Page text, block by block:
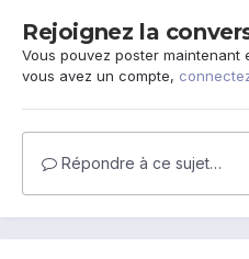
Rejoignez la
Vous pouvez poster maintenant
vous avez un compte,
Répondre à ce sujet…